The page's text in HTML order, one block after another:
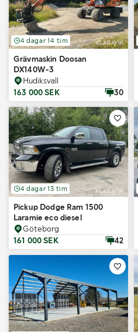
4 dagar 14 tim
Grävmaskin Doosan
DX140W-3
Hudiksvall
163 000 SEK
30
4 dagar 13 tim
Pickup Dodge Ram 1500
Laramie eco diesel
Göteborg
161 000 SEK
42